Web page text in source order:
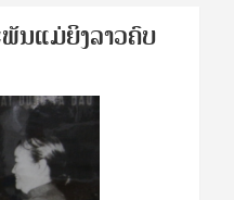
ນ​ແມ່​ຍິງ​​ລາວຄົບ​